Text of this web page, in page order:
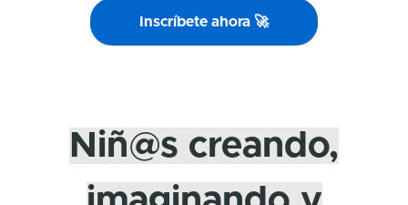
Inscríbete ahora 🚀
Niñ@s creando,